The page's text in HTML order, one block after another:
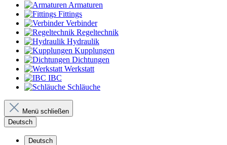
Armaturen
Fittings
Verbinder
Regeltechnik
Hydraulik
Kupplungen
Dichtungen
Werkstatt
IBC
Schläuche
Menü schließen
Deutsch
Deutsch